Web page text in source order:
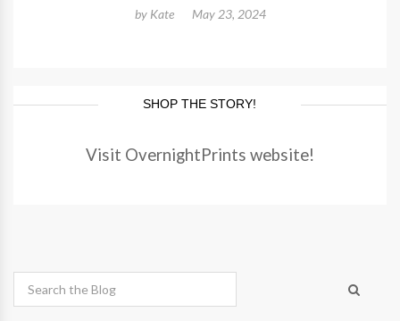
by Kate May 23, 2024
SHOP THE STORY!
Visit OvernightPrints website!